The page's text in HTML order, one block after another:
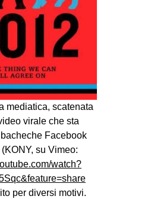
CULTURE
CINEMA
MUSICA
AFRICA
mediatica, scatenata
virale che sta
Facebook
(KONY, su Vimeo:
watch?
per diversi motivi.